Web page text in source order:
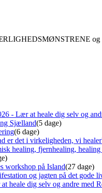
- Lær at heale dig selv og
Sjælland(5 dage)
(6 dage)
er det i virkeligheden, vi
healing, fjernhealing, healing
workshop på Island(27 dage)
og jagten på det gode
heale dig selv og andre med